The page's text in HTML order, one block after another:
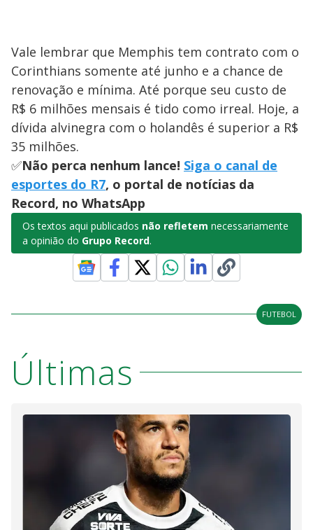
Vale lembrar que Memphis tem contrato com o
Corinthians somente até junho e a chance de
renovação e mínima. Até porque seu custo de
R$ 6 milhões mensais é tido como irreal. Hoje, a
dívida alvinegra com o holandês é superior a R$
35 milhões.
✅Não perca nenhum lance! Siga o canal de
esportes do R7, o portal de notícias da
Record, no WhatsApp
Os textos aqui publicados não refletem necessariamente
a opinião do Grupo Record.
FUTEBOL
Últimas